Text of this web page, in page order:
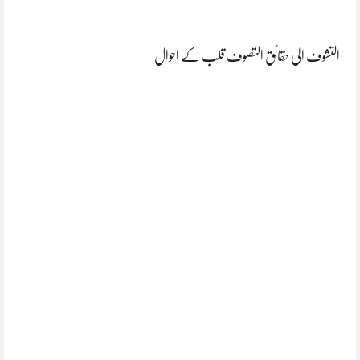
التشوف الی حقائق التصوف قلب کے احوال